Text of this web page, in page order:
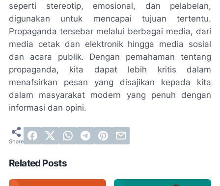
seperti stereotip, emosional, dan pelabelan,
digunakan untuk mencapai tujuan tertentu.
Propaganda tersebar melalui berbagai media, dari
media cetak dan elektronik hingga media sosial
dan acara publik. Dengan pemahaman tentang
propaganda, kita dapat lebih kritis dalam
menafsirkan pesan yang disajikan kepada kita
dalam masyarakat modern yang penuh dengan
informasi dan opini.
Related Posts